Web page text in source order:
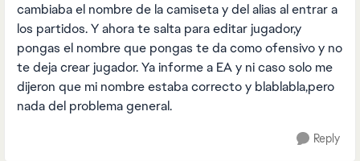
cambiaba el nombre de la camiseta y del alias al entrar a
los partidos. Y ahora te salta para editar jugador,y
pongas el nombre que pongas te da como ofensivo y no
te deja crear jugador. Ya informe a EA y ni caso solo me
dijeron que mi nombre estaba correcto y blablabla,pero
nada del problema general.
Reply